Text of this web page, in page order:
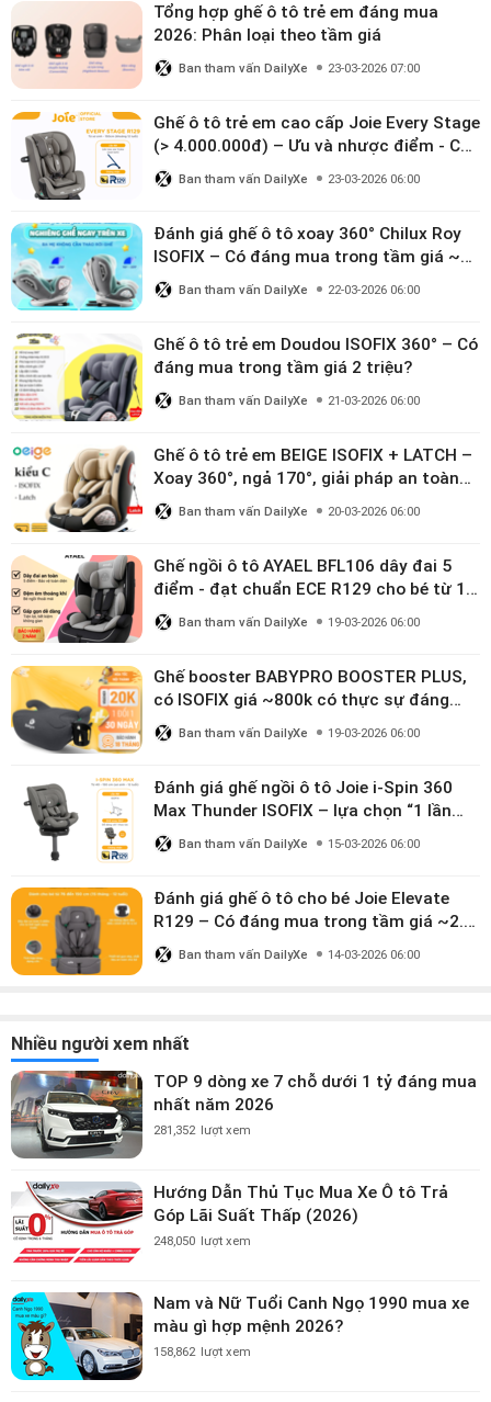
Tổng hợp ghế ô tô trẻ em đáng mua
2026: Phân loại theo tầm giá
Ban tham vấn DailyXe 23-03-2026 07:00
Ghế ô tô trẻ em cao cấp Joie Every Stage
(> 4.000.000đ) – Ưu và nhược điểm - Có
đáng đầu tư cho bé từ 0–12 tuổi?
Ban tham vấn DailyXe 23-03-2026 06:00
Đánh giá ghế ô tô xoay 360° Chilux Roy
ISOFIX – Có đáng mua trong tầm giá ~3
triệu
Ban tham vấn DailyXe 22-03-2026 06:00
Ghế ô tô trẻ em Doudou ISOFIX 360° – Có
đáng mua trong tầm giá 2 triệu?
Ban tham vấn DailyXe 21-03-2026 06:00
Ghế ô tô trẻ em BEIGE ISOFIX + LATCH –
Xoay 360°, ngả 170°, giải pháp an toàn
linh hoạt cho bé 0–10 tuổi
Ban tham vấn DailyXe 20-03-2026 06:00
Ghế ngồi ô tô AYAEL BFL106 dây đai 5
điểm - đạt chuẩn ECE R129 cho bé từ 1–
10 tuổi
Ban tham vấn DailyXe 19-03-2026 06:00
Ghế booster BABYPRO BOOSTER PLUS,
có ISOFIX giá ~800k có thực sự đáng
mua?
Ban tham vấn DailyXe 19-03-2026 06:00
Đánh giá ghế ngồi ô tô Joie i-Spin 360
Max Thunder ISOFIX – lựa chọn “1 lần
dùng đến 12 năm” có đáng giá gần 9
triệu?
Ban tham vấn DailyXe 15-03-2026 06:00
Đánh giá ghế ô tô cho bé Joie Elevate
R129 – Có đáng mua trong tầm giá ~2.8
triệu?
Ban tham vấn DailyXe 14-03-2026 06:00
Nhiều người xem nhất
TOP 9 dòng xe 7 chỗ dưới 1 tỷ đáng mua
nhất năm 2026
281,352 lượt xem
Hướng Dẫn Thủ Tục Mua Xe Ô tô Trả
Góp Lãi Suất Thấp (2026)
248,050 lượt xem
Nam và Nữ Tuổi Canh Ngọ 1990 mua xe
màu gì hợp mệnh 2026?
158,862 lượt xem